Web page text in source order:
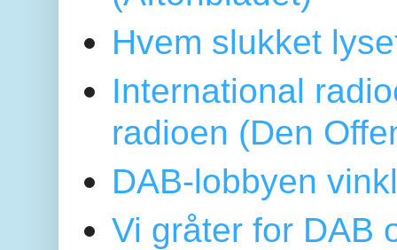
Hvem slukket
International
radioen (Den
DAB-lobbyen
Vi gråter for DAB